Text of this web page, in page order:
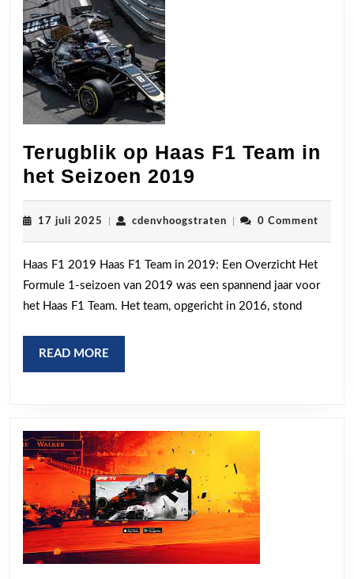
Terugblik op Haas F1 Team in
het Seizoen 2019
op
Haas
F1
Team
in
het
17 juli 2025 17
cdenvhoogstratencdenvhoogstraten
0 Comment
Haas F1 2019 Haas F1 Team in 2019: Een Overzicht Het
Formule 1-seizoen van 2019 was een spannend jaar voor
het Haas F1 Team. Het team, opgericht in 2016, stond
READ MORE
MORE